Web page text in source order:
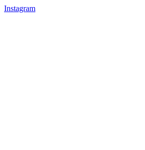
Instagram